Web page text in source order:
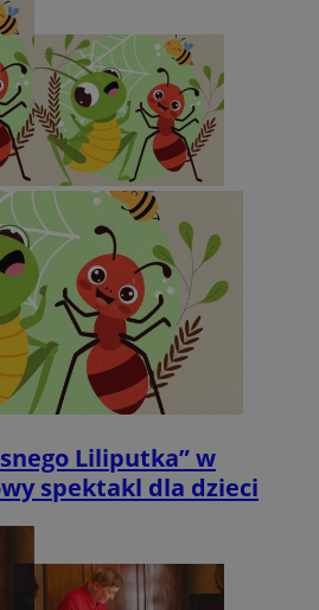
Liliputka” w
spektakl dla dzieci